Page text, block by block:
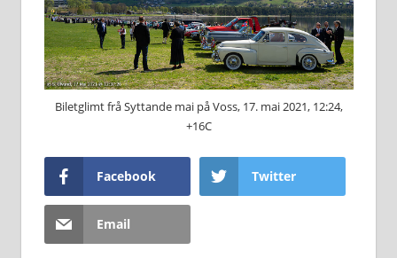
Biletglimt frå Syttande mai på Voss, 17. mai 2021, 12:24,
+16C
Facebook Twitter
Email